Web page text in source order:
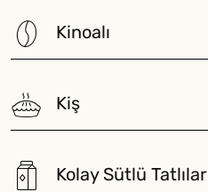
Kinoalı
Kiş
Kolay Sütlü Tatlılar